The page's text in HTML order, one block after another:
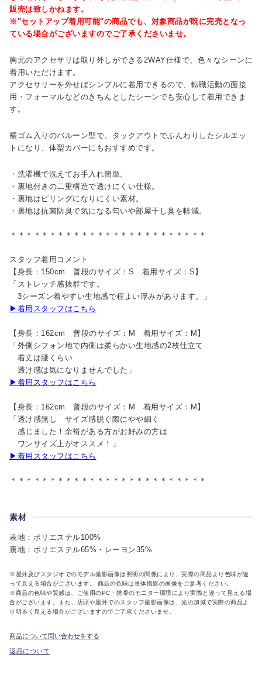
販売は致しかねます。
※"セットアップ着用可能"の商品でも、対象商品が既に完売となっ
ている場合がございますのでご了承くださいませ。
胸元のアクセサリは取り外しができる2WAY仕様で、色々なシーンに
着用いただけます。
アクセサリーを外せばシンプルに着用できるので、転職活動の面接
用・フォーマルなどのきちんとしたシーンでも安心して着用できま
す。
裾ゴム入りのバルーン型で、タックアウトでふんわりしたシルエッ
トになり、体型カバーにもおすすめです。
・洗濯機で洗えてお手入れ簡単。
・裏地付きの二重構造で透けにくい仕様。
・裏地はピリングになりにくい素材。
・裏地は抗菌防臭で気になる匂いや部屋干し臭を軽減。
＊＊＊＊＊＊＊＊＊＊＊＊＊＊＊＊＊＊＊＊＊＊＊＊＊
スタッフ着用コメント
【身長：150cm 普段のサイズ：S 着用サイズ：S】
「ストレッチ感抜群です。
3シーズン着やすい生地感で程よい厚みがあります。」
▶着用スタッフはこちら
【身長：162cm 普段のサイズ：M 着用サイズ：M】
「外側シフォン地で内側は柔らかい生地感の2枚仕立て
着丈は腰くらい
透け感は気になりませんでした」
▶着用スタッフはこちら
【身長：162cm 普段のサイズ：M 着用サイズ：M】
「透け感無し サイズ感脱ぐ際にやや細く
感じました！余裕がある方がお好みの方は
ワンサイズ上がオススメ！」
▶着用スタッフはこちら
＊＊＊＊＊＊＊＊＊＊＊＊＊＊＊＊＊＊＊＊＊＊＊＊＊
素材
表地：ポリエステル100%
裏地：ポリエステル65%・レーヨン35%
※屋外及びスタジオでのモデル撮影画像は照明の関係により、実際の商品より色味が違
って見える場合がございます。 商品の色味は単体撮影の画像をご参考ください。
※商品の色味や質感は、ご使用のPC・携帯のモニター環境により実際と違って見える場
合がございます。また、店頭や屋外でのスタッフ撮影画像は、光の加減で実際の商品よ
り明るく見える場合がございますのでご了承くださいませ。
商品について問い合わせをする
返品について